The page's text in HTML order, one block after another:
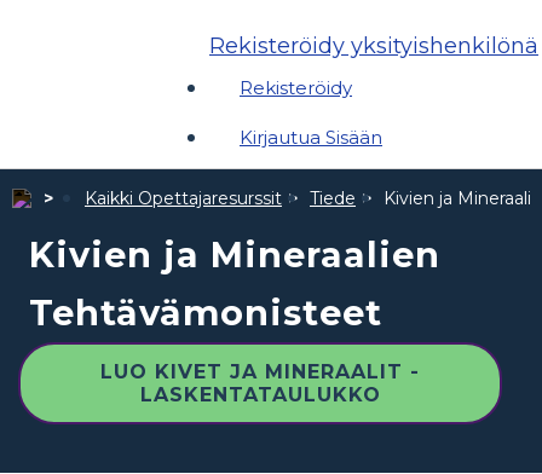
Rekisteröidy yksityishenkilönä
Rekisteröidy
Kirjautua Sisään
Kaikki Opettajaresurssit Tiede Kivien ja
Kivien ja Mineraalien
Tehtävämonisteet
LUO KIVET JA MINERAALIT -
LASKENTATAULUKKO